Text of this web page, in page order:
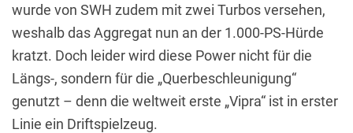
wurde von SWH zudem mit zwei Turbos versehen,
weshalb das Aggregat nun an der 1.000-PS-Hürde
kratzt. Doch leider wird diese Power nicht für die
Längs-, sondern für die „Querbeschleunigung“
genutzt – denn die weltweit erste „Vipra“ ist in erster
Linie ein Driftspielzeug.